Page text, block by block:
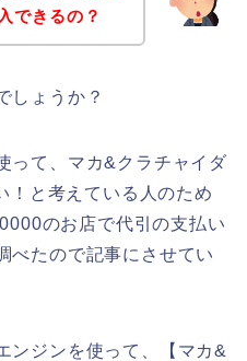
できるの？
しょうか？
って、マカ&クラチャイダ
！と考えている人のため
のお店で代引の支払い
べたので記事にさせてい
ンジンを使って、【マカ&